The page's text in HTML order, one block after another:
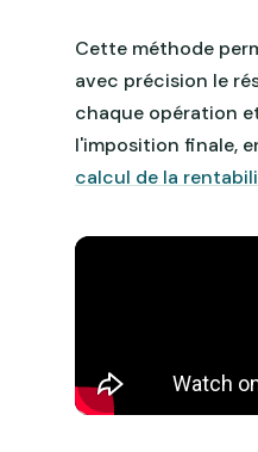
Cette méthode
avec précision le
chaque opération
l'imposition finale,
calcul de la